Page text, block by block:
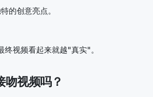
的创意亮点。
视频看起来就越"真实"。
吻视频吗？